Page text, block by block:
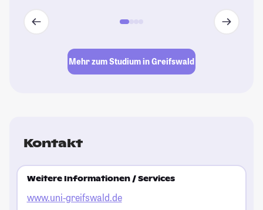
Mehr zum Studium in Greifswald
Kontakt
Weitere Informationen / Services
www.uni-greifswald.de